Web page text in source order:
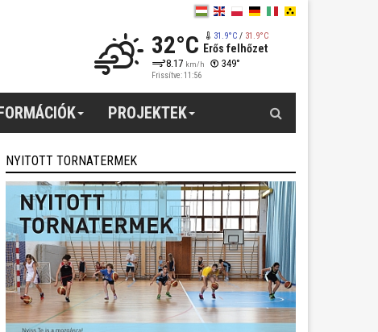
32°C 31.9°C/ 31.9°C
Erős felhőzet
8.17 km/h 349°
Frissítve: 11:56
PROJEKTEK
NYITOTT TORNATERMEK